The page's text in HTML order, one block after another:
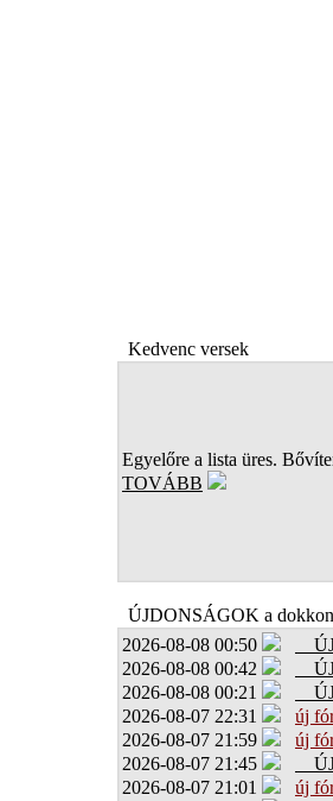
Kedvenc versek
Egyelőre a lista üres.
TOVÁBB
ÚJDONSÁGOK a dokkon
2026-08-08 00:50
2026-08-08 00:42
2026-08-08 00:21
2026-08-07 22:31
új
2026-08-07 21:59
új
2026-08-07 21:45
2026-08-07 21:01
új